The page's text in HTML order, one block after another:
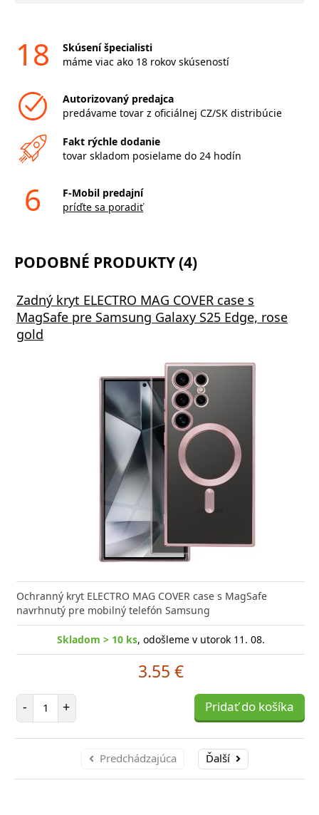
18
Skúsení špecialisti
máme viac ako 18 rokov skúseností
Autorizovaný predajca
predávame tovar z oficiálnej CZ/SK distribúcie
Fakt rýchle dodanie
tovar skladom posielame do 24 hodín
6
F-Mobil predajní
príďte sa poradiť
PODOBNÉ PRODUKTY (4)
Zadný kryt ELECTRO MAG COVER case s
MagSafe pre Samsung Galaxy S25 Edge, rose
gold
Ochranný kryt ELECTRO MAG COVER case s MagSafe
navrhnutý pre mobilný telefón Samsung
Skladom > 10 ks, odošleme v utorok 11. 08.
3.55 €
- Počet položiek
+ Pridať do košíka
Predchádzajúca Ďalší